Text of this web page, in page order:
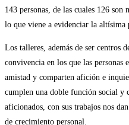
143 personas, de las cuales 126
lo que viene a evidenciar la altísima
Los talleres, además de ser centros
convivencia en los que las personas
amistad y comparten afición e
cumplen una doble función social y
aficionados, con sus trabajos nos
de crecimiento personal.